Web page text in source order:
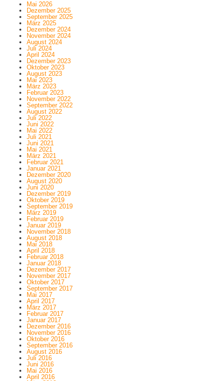
Mai 2026
Dezember 2025
September 2025
März 2025
Dezember 2024
November 2024
August 2024
Juli 2024
April 2024
Dezember 2023
Oktober 2023
August 2023
Mai 2023
März 2023
Februar 2023
November 2022
September 2022
August 2022
Juli 2022
Juni 2022
Mai 2022
Juli 2021
Juni 2021
Mai 2021
März 2021
Februar 2021
Januar 2021
Dezember 2020
August 2020
Juni 2020
Dezember 2019
Oktober 2019
September 2019
März 2019
Februar 2019
Januar 2019
November 2018
August 2018
Mai 2018
April 2018
Februar 2018
Januar 2018
Dezember 2017
November 2017
Oktober 2017
September 2017
Mai 2017
April 2017
März 2017
Februar 2017
Januar 2017
Dezember 2016
November 2016
Oktober 2016
September 2016
August 2016
Juli 2016
Juni 2016
Mai 2016
April 2016